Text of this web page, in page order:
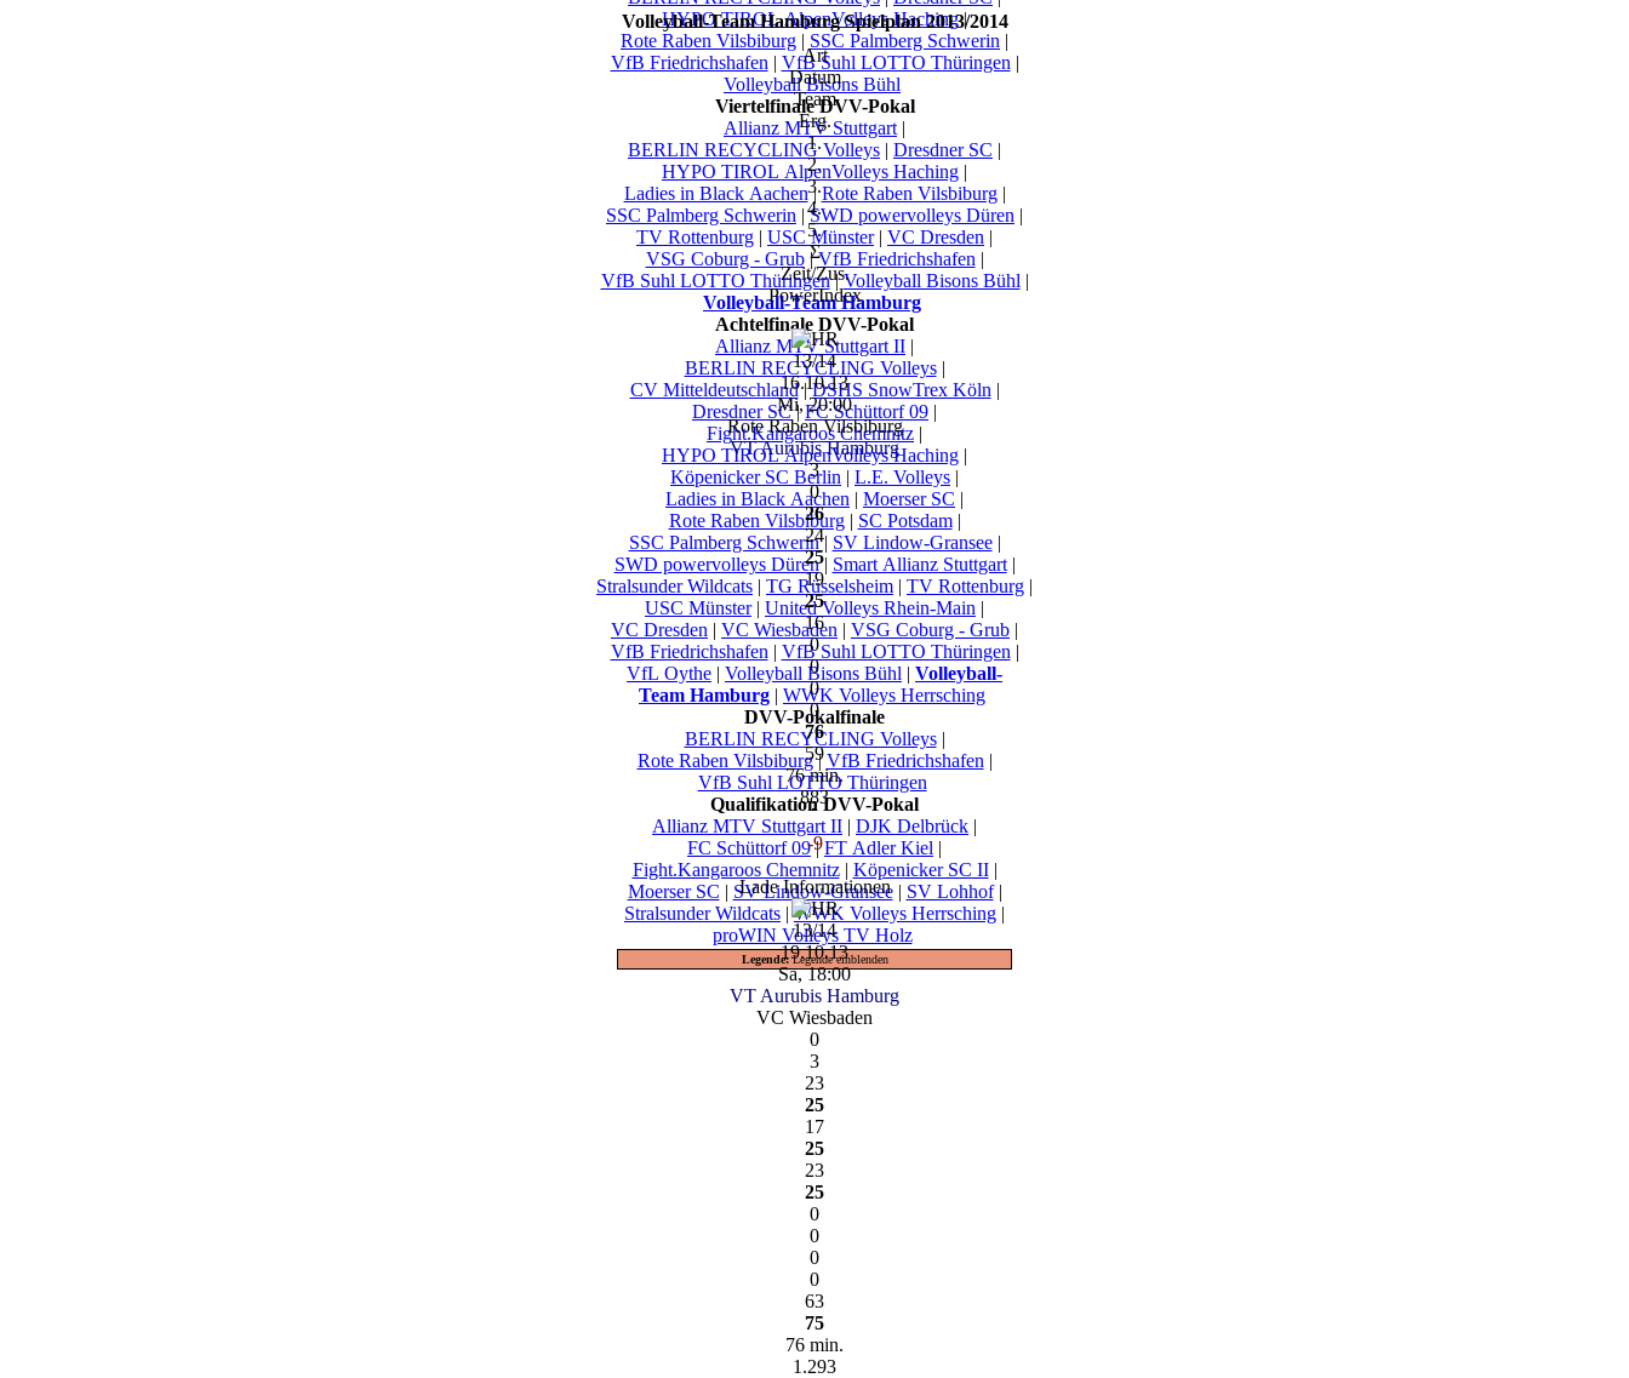
HYPO TIROL AlpenVolleys Haching|
Rote Raben Vilsbiburg | SSC Palmberg Schwerin |
VfB Friedrichshafen | VfB Suhl LOTTO Thüringen |
Volleyball Bisons Bühl
Viertelfinale DVV-Pokal
Allianz MTV Stuttgart |
BERLIN RECYCLING Volleys | Dresdner SC |
HYPO TIROL AlpenVolleys Haching |
Ladies in Black Aachen|Rote Raben Vilsbiburg|
SSC Palmberg Schwerin |SWD powervolleys Düren |
TV Rottenburg | USC Münster| VC Dresden |
VSG Coburg - Grub|VfB Friedrichshafen |
VfB Suhl LOTTO Thüringen|Volleyball Bisons Bühl |
Volleyball-Team Hamburg
Achtelfinale DVV-Pokal
Allianz MTV Stuttgart II |
BERLIN RECYCLING Volleys|
CV Mitteldeutschland|DSHS SnowTrex Köln |
Dresdner SC|FC Schüttorf 09 |
Fight.Kangaroos Chemnitz |
HYPO TIROL AlpenVolleys Haching |
Köpenicker SC Berlin | L.E. Volleys |
Ladies in Black Aachen | Moerser SC |
Rote Raben Vilsbiburg| SC Potsdam|
SSC Palmberg Schwerin| SV Lindow-Gransee|
SWD powervolleys Düren| Smart Allianz Stuttgart|
Stralsunder Wildcats | TG Rüsselsheim | TV Rottenburg |
USC Münster| United Volleys Rhein-Main |
VC Dresden | VC Wiesbaden | VSG Coburg - Grub |
VfB Friedrichshafen | VfB Suhl LOTTO Thüringen |
VfL Oythe | Volleyball Bisons Bühl | Volleyball-
Team Hamburg | WWK Volleys Herrsching
DVV-Pokalfinale
BERLIN RECYCLING Volleys|
Rote Raben Vilsbiburg|VfB Friedrichshafen |
VfB Suhl LOTTO Thüringen
Qualifikation DVV-Pokal
Allianz MTV Stuttgart II | DJK Delbrück |
FC Schüttorf 09|FT Adler Kiel |
Fight.Kangaroos Chemnitz| Köpenicker SC II|
Moerser SC | SV Lindow-Gransee| SV Lohhof|
Stralsunder Wildcats |WWK Volleys Herrsching |
proWIN Volleys TV Holz
Legende: Legende einblenden
Volleyball-Team Hamburg Spielplan 2013/2014
Art
Datum
Team
Erg.
1.
2.
3.
4.
5.
Σ
Zeit/Zus.
PowerIndex
13/14
16.10.13
Mi, 20:00
Rote Raben Vilsbiburg
VT Aurubis Hamburg
3
0
26
24
25
19
25
16
0
0
0
0
76
59
76 min.
883
-9
Lade Informationen
13/14
19.10.13
Sa, 18:00
VT Aurubis Hamburg
VC Wiesbaden
0
3
23
25
17
25
23
25
0
0
0
0
63
75
76 min.
1.293